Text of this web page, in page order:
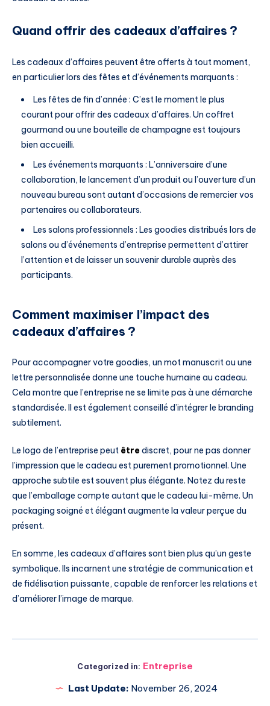
Quand offrir des cadeaux d’affaires ?
Les cadeaux d’affaires peuvent être offerts à tout moment,
en particulier lors des fêtes et d’événements marquants :
Les fêtes de fin d’année : C’est le moment le plus
courant pour offrir des cadeaux d’affaires. Un coffret
gourmand ou une bouteille de champagne est toujours
bien accueilli.
Les événements marquants : L’anniversaire d’une
collaboration, le lancement d’un produit ou l’ouverture d’un
nouveau bureau sont autant d’occasions de remercier vos
partenaires ou collaborateurs.
Les salons professionnels : Les goodies distribués lors de
salons ou d’événements d’entreprise permettent d’attirer
l’attention et de laisser un souvenir durable auprès des
participants.
Comment maximiser l’impact des
cadeaux d’affaires ?
Pour accompagner votre goodies, un mot manuscrit ou une
lettre personnalisée donne une touche humaine au cadeau.
Cela montre que l’entreprise ne se limite pas à une démarche
standardisée. Il est également conseillé d’intégrer le branding
subtilement.
Le logo de l’entreprise peut êtrediscret, pour ne pas donner
l’impression que le cadeau est purement promotionnel. Une
approche subtile est souvent plus élégante. Notez du reste
que l’emballage compte autant que le cadeau lui-même. Un
packaging soigné et élégant augmente la valeur perçue du
présent.
En somme, les cadeaux d’affaires sont bien plus qu’un geste
symbolique. Ils incarnent une stratégie de communication et
de fidélisation puissante, capable de renforcer les relations et
d’améliorer l’image de marque.
Categorized in: Entreprise
Last Update: November 26, 2024